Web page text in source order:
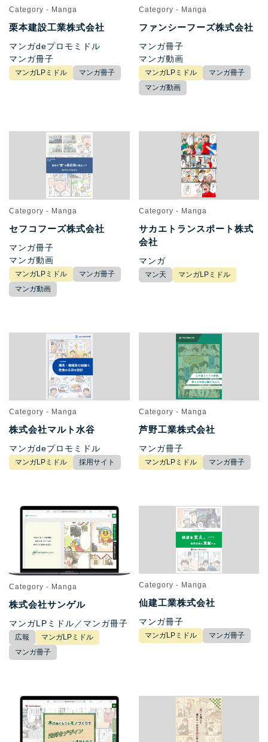
Category - Manga
栗本建設工業株式会社
マンガdeプロモミドル
マンガ冊子
マンガLPミドル マンガ冊子
Category - Manga
ファンシーフーズ株式会社
マンガ冊子
マンガ動画
マンガLPミドル
マンガ冊子
マンガ動画
Category - Manga
セフコフーズ株式会社
マンガ冊子
マンガ動画
マンガLPミドル
マンガ冊子
マンガ動画
Category - Manga
サカエトランスポート株式
会社
マンガ
マン天 マンガLPミドル
Category - Manga
株式会社マルト水谷
マンガdeプロモミドル
マンガLPミドル 採用サイト
Category - Manga
芦野工業株式会社
マンガ冊子
マンガLPミドル マンガ冊子
Category - Manga
株式会社サンゲル
マンガLPミドル／マンガ冊子
広報
マンガLPミドル
マンガ冊子
Category - Manga
仙建工業株式会社
マンガ冊子
マンガLPミドル マンガ冊子